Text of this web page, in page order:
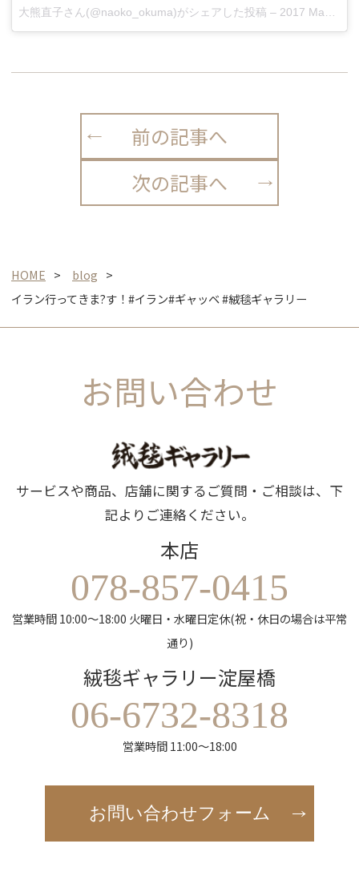
大熊直子さん(@naoko_okuma)がシェアした投稿 – 2017 May 22 6:50am PDT
前の記事へ
次の記事へ
HOME
blog
イラン行ってきま?す！#イラン#ギャッベ #絨毯ギャラリー
お問い合わせ
サービスや商品、店舗に関するご質問・ご相談は、下
記よりご連絡ください。
本店
078-857-0415
営業時間 10:00～18:00 火曜日・水曜日定休(祝・休日の場合は平常
通り)
絨毯ギャラリー淀屋橋
06-6732-8318
営業時間 11:00～18:00
お問い合わせフォーム